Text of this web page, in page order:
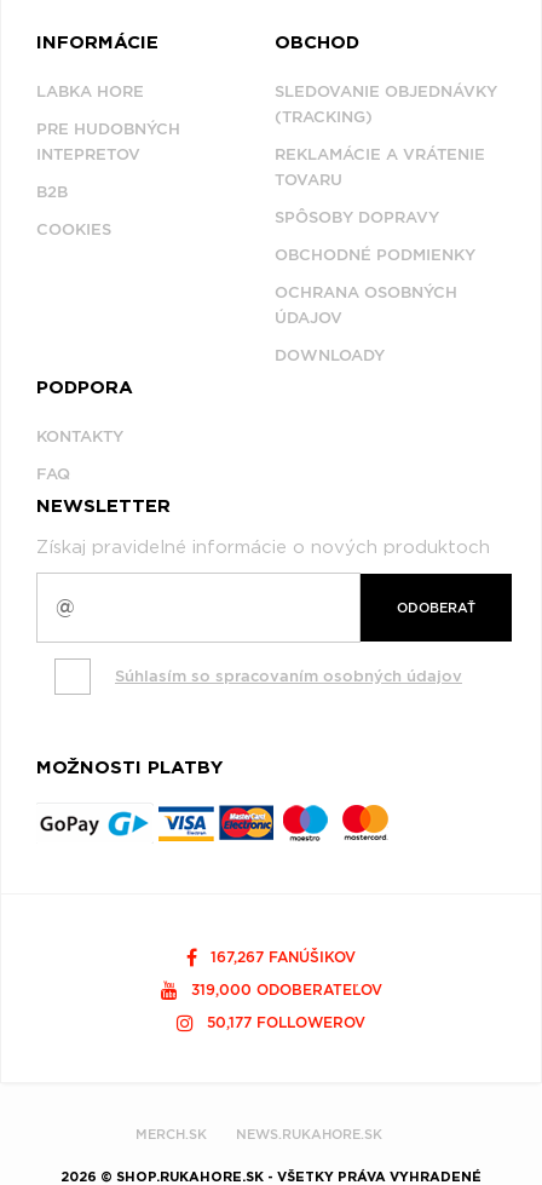
INFORMÁCIE
LABKA HORE
PRE HUDOBNÝCH
INTEPRETOV
B2B
COOKIES
OBCHOD
SLEDOVANIE OBJEDNÁVKY
(TRACKING)
REKLAMÁCIE A VRÁTENIE
TOVARU
SPÔSOBY DOPRAVY
OBCHODNÉ PODMIENKY
OCHRANA OSOBNÝCH
ÚDAJOV
DOWNLOADY
PODPORA
KONTAKTY
FAQ
NEWSLETTER
Získaj pravidelné informácie o nových produktoch
ODOBERAŤ
Súhlasím so spracovaním osobných údajov
MOŽNOSTI PLATBY
167,267 FANÚŠIKOV
319,000 ODOBERATEĽOV
50,177 FOLLOWEROV
MERCH.SK NEWS.RUKAHORE.SK
2026 © SHOP.RUKAHORE.SK - VŠETKY PRÁVA VYHRADENÉ